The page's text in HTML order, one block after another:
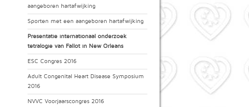
aangeboren hartafwijking
Sporten met een aangeboren hartafwijking
Presentatie internationaal onderzoek
tetralogie van Fallot in New Orleans
ESC Congres 2016
Adult Congenital Heart Disease Symposium
2016
NVVC Voorjaarscongres 2016